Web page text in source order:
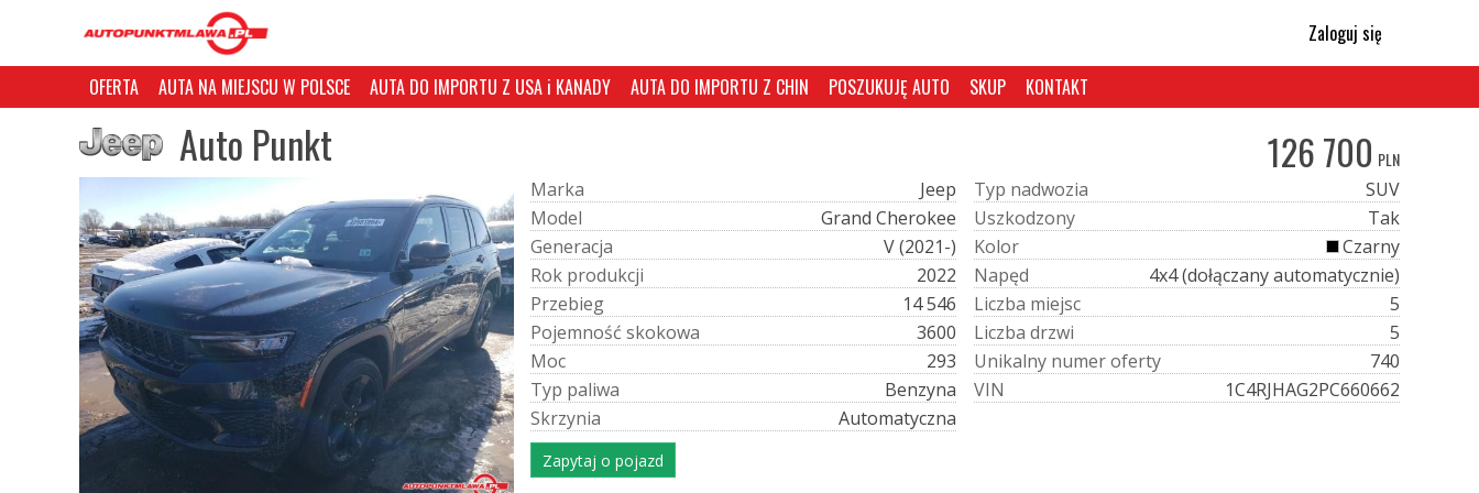
Zaloguj się
OFERTA AUTA NA MIEJSCU W POLSCE AUTA DO IMPORTU Z USA i KANADY AUTA DO IMPORTU Z CHIN POSZUKUJĘ AUTO SKUP KONTAKT
Auto Punkt 126 700 PLN
Marka
Jeep
Model
Grand Cherokee
Generacja
V (2021-)
Rok produkcji
2022
Przebieg
14 546
Pojemność skokowa
3600
Moc
293
Typ paliwa
Benzyna
Skrzynia Automatyczna
Typ nadwozia
SUV
Uszkodzony
Tak
Kolor
Czarny
Napęd
4x4 (dołączany automatycznie)
Liczba miejsc
5
Liczba drzwi
5
Unikalny numeroferty
740
VIN 1C4RJHAG2PC660662
Zapytaj o pojazd